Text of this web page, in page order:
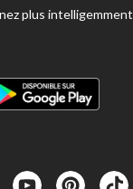
plus intelligemment